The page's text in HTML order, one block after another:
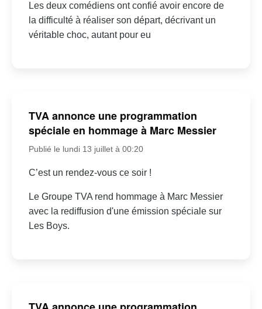
Les deux comédiens ont confié avoir encore de
la difficulté à réaliser son départ, décrivant un
véritable choc, autant pour eu
TVA annonce une programmation
spéciale en hommage à Marc Messier
Publié le lundi 13 juillet à 00:20
C’est un rendez-vous ce soir !
Le Groupe TVA rend hommage à Marc Messier
avec la rediffusion d'une émission spéciale sur
Les Boys.